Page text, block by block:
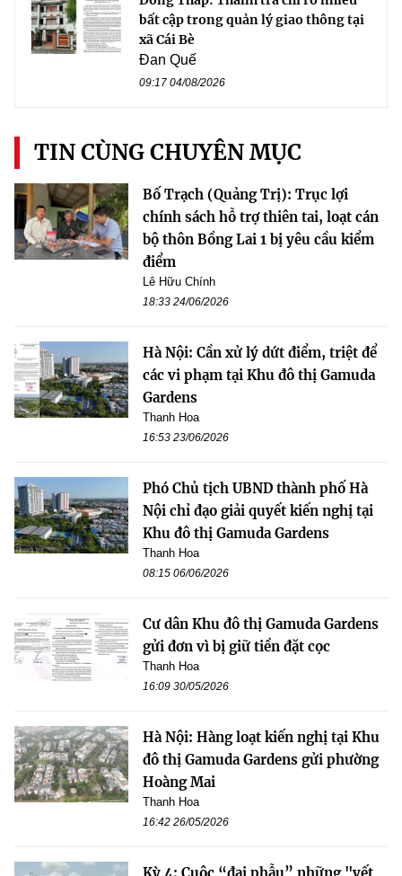
bất cập trong quản lý giao thông tại
xã Cái Bè
Đan Quế
09:17 04/08/2026
TIN CÙNG CHUYÊN MỤC
Bố Trạch (Quảng Trị): Trục lợi
chính sách hỗ trợ thiên tai, loạt cán
bộ thôn Bồng Lai 1 bị yêu cầu kiểm
điểm
Lê Hữu Chính
18:33 24/06/2026
Hà Nội: Cần xử lý dứt điểm, triệt để
các vi phạm tại Khu đô thị Gamuda
Gardens
Thanh Hoa
16:53 23/06/2026
Phó Chủ tịch UBND thành phố Hà
Nội chỉ đạo giải quyết kiến nghị tại
Khu đô thị Gamuda Gardens
Thanh Hoa
08:15 06/06/2026
Cư dân Khu đô thị Gamuda Gardens
gửi đơn vì bị giữ tiền đặt cọc
Thanh Hoa
16:09 30/05/2026
Hà Nội: Hàng loạt kiến nghị tại Khu
đô thị Gamuda Gardens gửi phường
Hoàng Mai
Thanh Hoa
16:42 26/05/2026